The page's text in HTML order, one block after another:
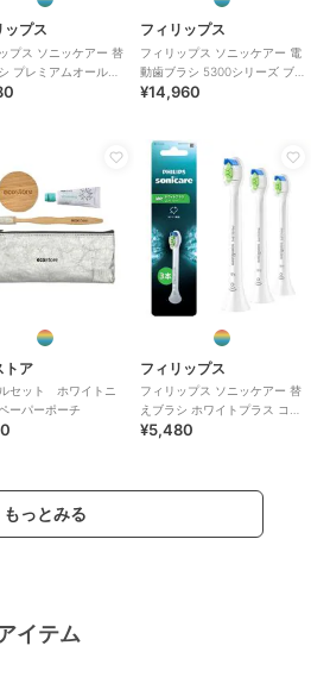
ップス
プス ソニッケアー 替
プレミアムオールイ
本組 ホワイト
フィリップス
フィリップス ソニッケアー 電
動歯ブラシ 5300シリーズ ブ
ラック
¥14,960
トア
セット ホワイトニ
ーパーポーチ
フィリップス
フィリップス ソニッケアー 替
えブラシ ホワイトプラス コン
パクト 3本組 ホワイト
¥5,480
もっとみる
イテム